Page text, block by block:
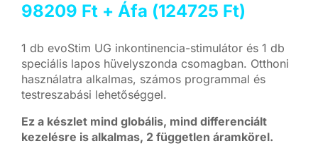
98209 Ft + Áfa (124725 Ft)
1 db evoStim UG inkontinencia-stimulátor és 1 db
speciális lapos hüvelyszonda csomagban. Otthoni
használatra alkalmas, számos programmal és
testreszabási lehetőséggel.
Ez a készlet mind globális, mind differenciált
kezelésre is alkalmas, 2 független áramkörel.